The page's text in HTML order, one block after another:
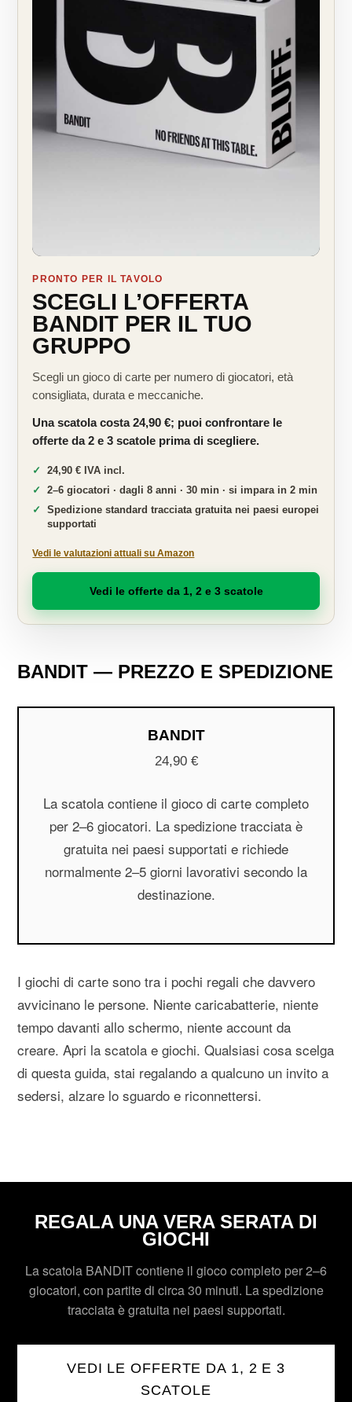
PRONTO PER IL TAVOLO
SCEGLI L’OFFERTA
BANDIT PER IL TUO
GRUPPO
Scegli un gioco di carte per numero di giocatori, età
consigliata, durata e meccaniche.
Una scatola costa 24,90 €; puoi confrontare le
offerte da 2 e 3 scatole prima di scegliere.
24,90 € IVA incl.
2–6 giocatori · dagli 8 anni · 30 min · si impara in 2 min
Spedizione standard tracciata gratuita nei paesi europei
supportati
Vedi le valutazioni attuali su Amazon
Vedi le offerte da 1, 2 e 3 scatole
BANDIT — PREZZO E SPEDIZIONE
BANDIT
24,90 €
La scatola contiene il gioco di carte completo
per 2–6 giocatori. La spedizione tracciata è
gratuita nei paesi supportati e richiede
normalmente 2–5 giorni lavorativi secondo la
destinazione.
I giochi di carte sono tra i pochi regali che davvero
avvicinano le persone. Niente caricabatterie, niente
tempo davanti allo schermo, niente account da
creare. Apri la scatola e giochi. Qualsiasi cosa scelga
di questa guida, stai regalando a qualcuno un invito a
sedersi, alzare lo sguardo e riconnettersi.
REGALA UNA VERA SERATA DI
GIOCHI
La scatola BANDIT contiene il gioco completo per 2–6
giocatori, con partite di circa 30 minuti. La spedizione
tracciata è gratuita nei paesi supportati.
VEDI LE OFFERTE DA 1, 2 E 3
SCATOLE